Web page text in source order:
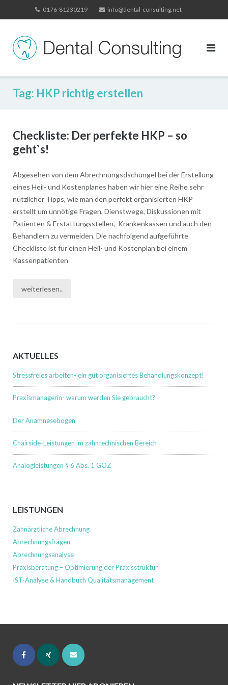
to
0176-81230219 info@dental-consulting.net
Tag: HKP richtig erstellen
Checkliste: Der perfekte HKP – so
geht`s!
Abgesehen von dem Abrechnungsdschungel bei der Erstellung
eines Heil- und Kostenplanes haben wir hier eine Reihe sehr
nützlicher Tipps, wie man den perfekt organisierten HKP
erstellt um unnötige Fragen, Dienstwege, Diskussionen mit
Patienten & Erstattungsstellen, Krankenkassen und auch den
Behandlern zu vermeiden. Die nachfolgend aufgeführte
Checkliste ist für einen Heil- und Kostenplan bei einem
Kassenpatienten
weiterlesen..
AKTUELLES
Stressfreies arbeiten- ein gut organisiertes Behandlungskonzept!
Praxismanagerin- warum werden Sie gebraucht?
Der Anamnesebogen
Chairside-Leistungen im zahntechnischen Bereich
Analogleistungen § 6 Abs. 1 GOZ
LEISTUNGEN
Zahnärztliche Abrechnung
Abrechnungsfragen
Abrechnungsanalyse
Praxisberatung – Optimierung der Praxisstruktur
IST-Analyse & Handbuch Qualitätsmanagement